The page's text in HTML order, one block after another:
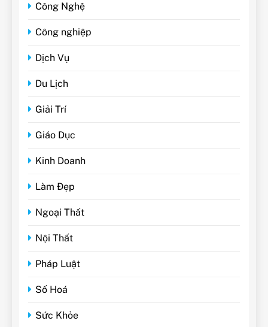
Công Nghệ
Công nghiệp
Dịch Vụ
Du Lịch
Giải Trí
Giáo Dục
Kinh Doanh
Làm Đẹp
Ngoại Thất
Nội Thất
Pháp Luật
Số Hoá
Sức Khỏe